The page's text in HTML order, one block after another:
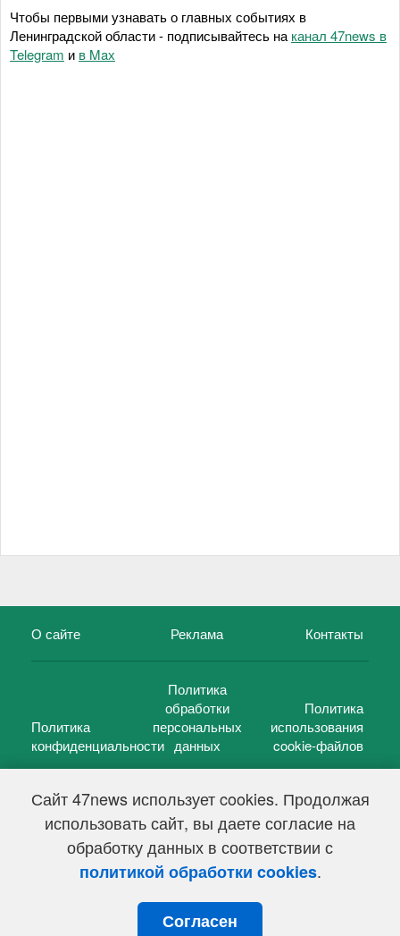
Сайт 47news использует cookies. Продолжая
использовать сайт, вы даете согласие на
обработку данных в соответствии с
политикой обработки cookies.
Согласен
Чтобы первыми узнавать о главных событиях в
Ленинградской области - подписывайтесь на канал 47news в
Telegram и в Maх
О сайте Реклама Контакты
Политика
конфиденциальности
Политика
обработки
персональных
данных
Политика
использования
cookie-файлов
47 новостей (47 news)2005 — 2026 г.
Свидетельство о регистрации СМИ Эл № ФС 77-39848, выдано
Федеральной службой по надзору в сфере связи,
информационных технологий и массовых коммуникаций